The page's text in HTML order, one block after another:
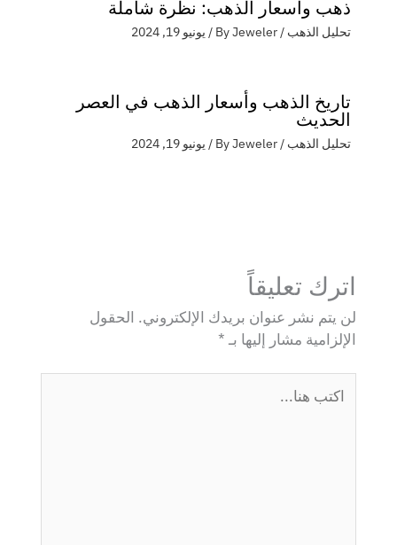
ذهب وأسعار الذهب: نظرة شاملة
تحليل الذهب / By
Jeweler
/ يونيو 19, 2024
تاريخ الذهب وأسعار الذهب في العصر
الحديث
تحليل الذهب / By
Jeweler
/ يونيو 19, 2024
اترك تعليقاً
لن يتم نشر عنوان بريدك الإلكتروني. الحقول
الإلزامية مشار إليها بـ *
هنا...